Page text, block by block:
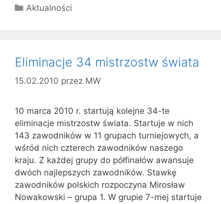
Kategorie
Aktualności
Eliminacje 34 mistrzostw świata
15.02.2010 przez MW
10 marca 2010 r. startują kolejne 34-te
eliminacje mistrzostw świata. Startuje w nich
143 zawodników w 11 grupach turniejowych, a
wśród nich czterech zawodników naszego
kraju. Z każdej grupy do półfinałów awansuje
dwóch najlepszych zawodników. Stawkę
zawodników polskich rozpoczyna Mirosław
Nowakowski – grupa 1. W grupie 7-mej startuje